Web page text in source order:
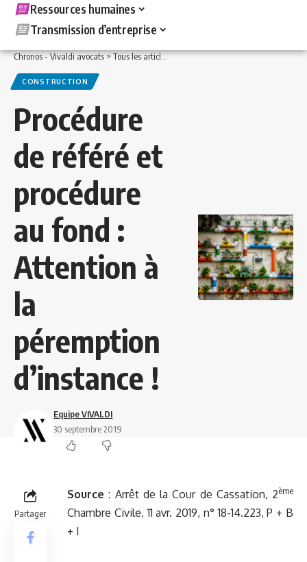
Ressources humaines
Transmission d’entreprise
Chronos - Vivaldi avocats>Tous les articles >Immobilier>Construction>
CONSTRUCTION
Procédure
de référé et
procédure
au fond :
Attention à
la
péremption
d’instance !
Equipe VIVALDI
30 septembre 2019
Partager
Source: Arrêt de la Cour de Cassation, 2ème
Chambre Civile, 11 avr. 2019, n° 18-14.223, P + B
+ I